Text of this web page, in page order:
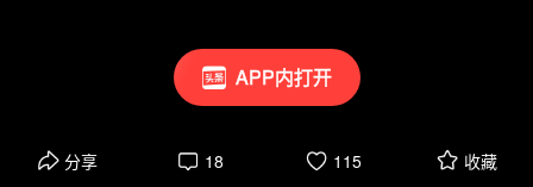
APP内打开
分享 18 115 收藏